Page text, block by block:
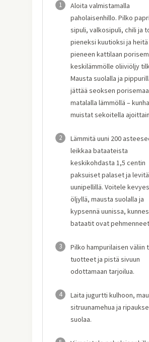
1
Aloita valmistamalla
paholaisenhillo. Pilko
sipuli, valkosipuli, chili ja
pieneksi kuutioksi ja heitä
pieneen kattilaan
keskilämmölle oliiviöljy
Mausta suolalla ja
jättää seoksen
matalalla lämmöllä –
muistat sekoitella
2
Lämmitä uuni 200
leikkaa bataateista
keskikohdasta 1,5 centin
paksuiset palaset ja levitä
uunipellillä. Voitele
öljyllä, mausta suolalla ja
kypsennä uunissa, kunnes
bataatit ovat
3
Pilko hampurilaisen väliin
tuotteet ja pistä sivuun
odottamaan tarjoilua.
4
Laita jugurtti kulhoon,
sitruunamehua ja
suolaa.